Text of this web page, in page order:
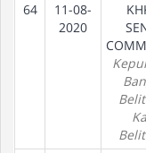
64
11-08-
2020